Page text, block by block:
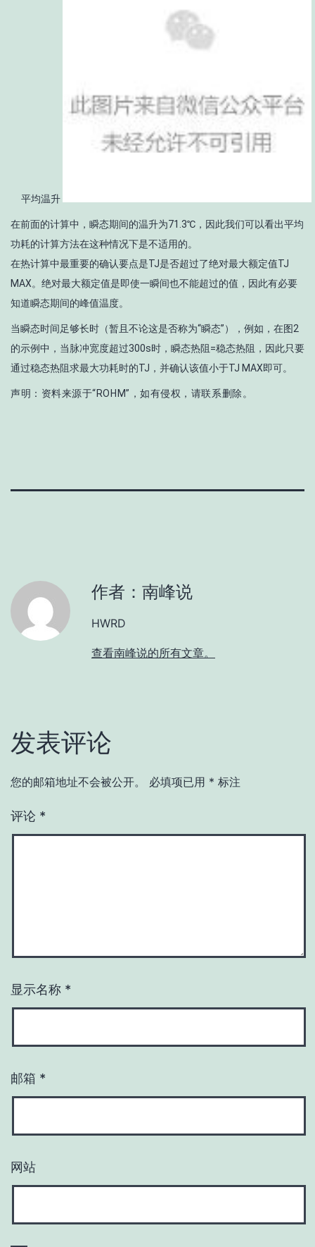
平均温升
在前面的计算中，瞬态期间的温升为71.3℃，因此我们可以看出平均
功耗的计算方法在这种情况下是不适用的。
在热计算中最重要的确认要点是TJ是否超过了绝对最大额定值TJ
MAX。绝对最大额定值是即使一瞬间也不能超过的值，因此有必要
知道瞬态期间的峰值温度。
当瞬态时间足够长时（暂且不论这是否称为“瞬态”），例如，在图2
的示例中，当脉冲宽度超过300s时，瞬态热阻=稳态热阻，因此只要
通过稳态热阻求最大功耗时的TJ ，并确认该值小于TJ MAX即可。
声明：资料来源于“ROHM”，如有侵权，请联系删除。
作者：南峰说
HWRD
查看南峰说的所有文章。
发表评论
您的邮箱地址不会被公开。 必填项已用 * 标注
评论 *
显示名称 *
邮箱 *
网站